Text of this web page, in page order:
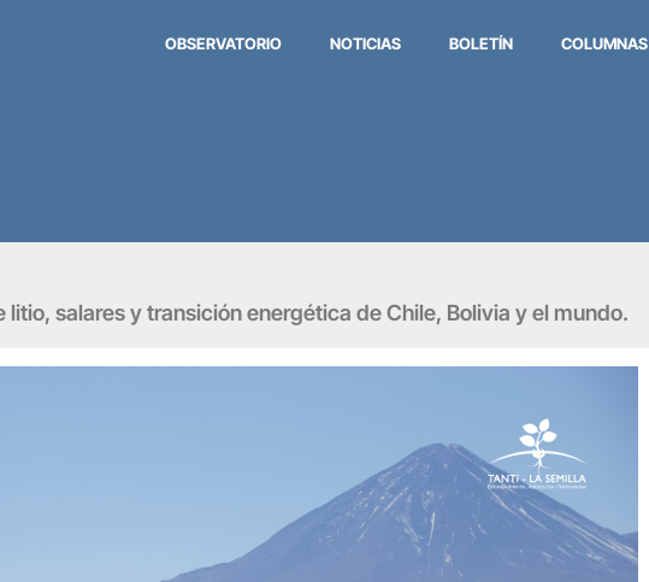
OBSERVATORIO NOTICIAS BOLETÍN COLUMNAS
litio, salares y transición energética de Chile, Bolivia y el mundo.